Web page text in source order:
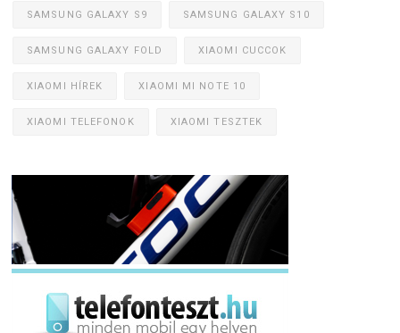
SAMSUNG GALAXY S9 SAMSUNG GALAXY S10
SAMSUNG GALAXY FOLD XIAOMI CUCCOK
XIAOMI HÍREK XIAOMI MI NOTE 10
XIAOMI TELEFONOK XIAOMI TESZTEK